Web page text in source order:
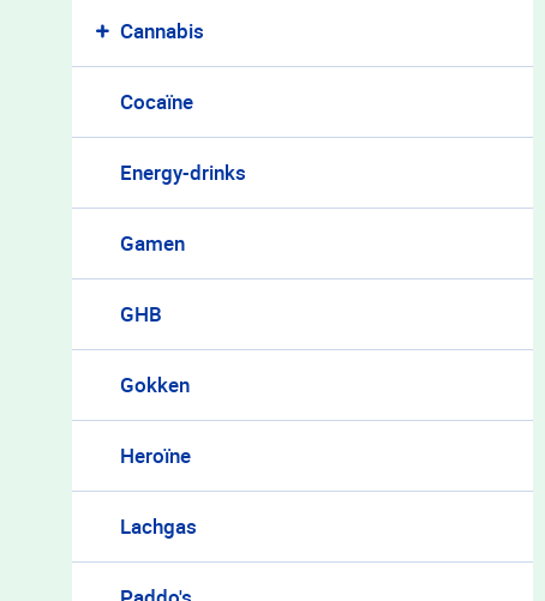
Cannabis
Cocaïne
Energy-drinks
Gamen
GHB
Gokken
Heroïne
Lachgas